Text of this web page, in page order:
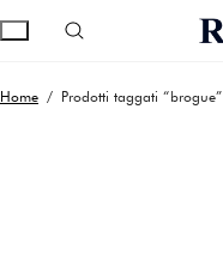
Home / Prodotti taggati “brogue”